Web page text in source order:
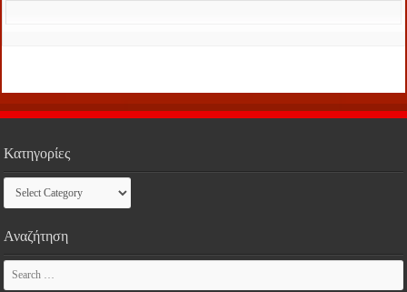
Κατηγορίες
Κατηγορίες
Αναζήτηση